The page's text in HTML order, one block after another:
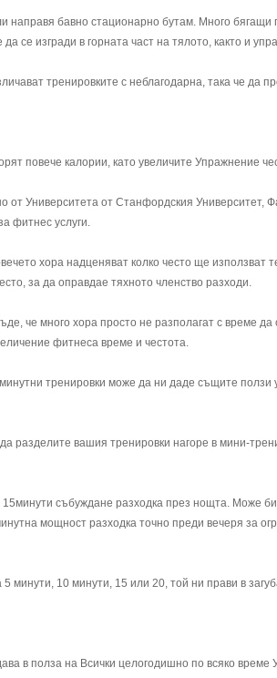
направя бавно стационарно бутам. Много бягащи
се изгради в горната част на тялото, както и
тренировките с неблагодарна, така че да
повече калории, като увеличите Упражнение
от Университета от Станфордския Университет,
фитнес услуги.
хора надценяват колко често ще използват
за да оправдае тяхното членство разходи.
че много хора просто не разполагат с време да
фитнеса време и честота.
минутни тренировки може да ни даде същите
разделите вашия тренировки нагоре в мини-
събуждане разходка през нощта. Може
мощност разходка точно преди вечеря за
минути, 10 минути, 15 или 20, той ни прави в
в полза на Всички целогодишно по всяко време